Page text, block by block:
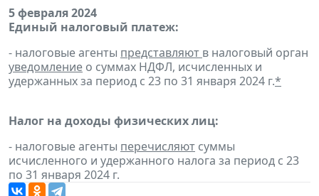
5 февраля 2024
Единый налоговый платеж:
- налоговые агенты представляют в налоговый орган
уведомление о суммах НДФЛ, исчисленных и
удержанных за период с 23 по 31 января 2024 г.*
Налог на доходы физических лиц:
- налоговые агенты перечисляют суммы
исчисленного и удержанного налога за период с 23
по 31 января 2024 г.